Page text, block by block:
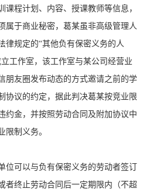
课程计划、内容、授课教师等信息，
属于商业秘密，葛某虽非高级管理人
律规定的“其他负有保密义务的人
工作室，该工作室与某公司经营业
朋友圈发布动态的方式邀请之前的学
协议的约定，据此判决葛某按竞业限
约金，并按照劳动合同及附加协议中
限制义务。
位可以与负有保密义务的劳动者签订
者终止劳动合同后一定期限内（不超